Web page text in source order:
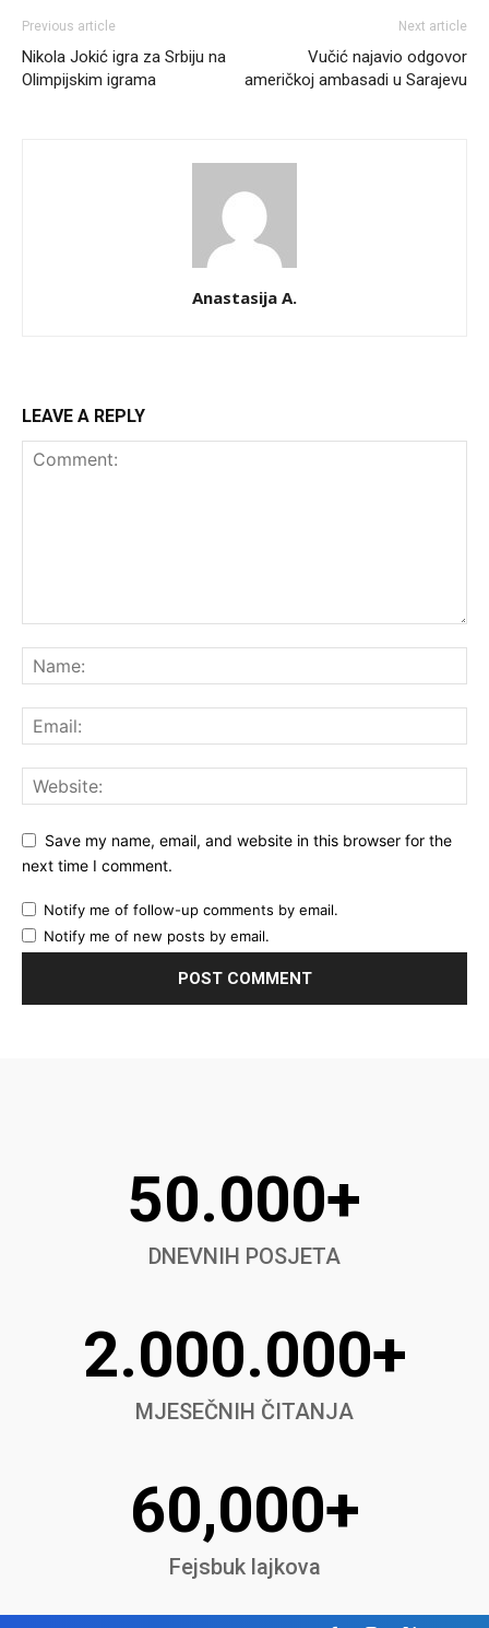
Previous article
Nikola Jokić igra za Srbiju na
Olimpijskim igrama
Next article
Vučić najavio odgovor
američkoj ambasadi u Sarajevu
Anastasija A.
LEAVE A REPLY
Save my name, email, and website in this browser for the
next time I comment.
Notify me of follow-up comments by email.
Notify me of new posts by email.
50.000+
DNEVNIH POSJETA
2.000.000+
MJESEČNIH ČITANJA
60,000+
Fejsbuk lajkova